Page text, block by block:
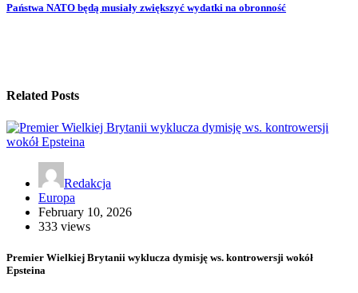
Państwa NATO będą musiały zwiększyć wydatki na obronność
Related Posts
Redakcja
Europa
February 10, 2026
333 views
Premier Wielkiej Brytanii wyklucza dymisję ws. kontrowersji wokół
Epsteina